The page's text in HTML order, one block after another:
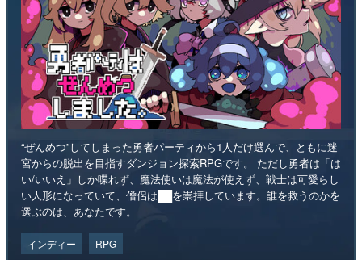
“ぜんめつ”してしまった勇者パーティから1人だけ選んで、ともに迷
宮からの脱出を目指すダンジョン探索RPGです。 ただし勇者は「は
い/いいえ」しか喋れず、魔法使いは魔法が使えず、戦士は可愛らし
い人形になっていて、僧侶は██を崇拝しています。誰を救うのかを
選ぶのは、あなたです。
インディー RPG